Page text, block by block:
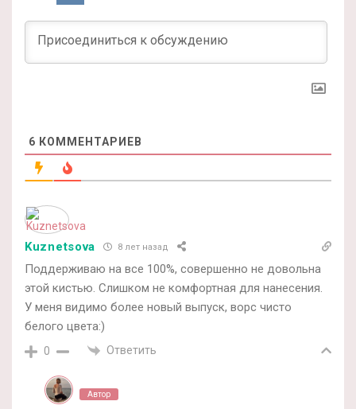
6 КОММЕНТАРИЕВ
Kuznetsova 8 лет назад
Поддерживаю на все 100%, совершенно не довольна
этой кистью. Слишком не комфортная для нанесения.
У меня видимо более новый выпуск, ворс чисто
белого цвета:)
0 Ответить
Автор